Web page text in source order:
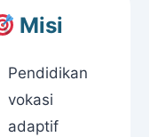
Misi
Pendidikan
vokasi
adaptif